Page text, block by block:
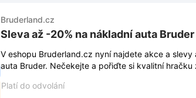
Bruderland.cz
Sleva až -20% na nákladní auta
V eshopu Bruderland.cz nyní najdete akce a
auta Bruder. Nečekejte a pořiďte si kvalitní hračku
Platí do odvolání